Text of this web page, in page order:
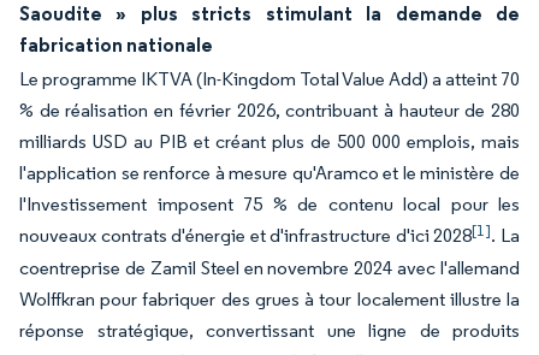
Saoudite » plus stricts stimulant la demande de
fabrication nationale
Le programme IKTVA (In-Kingdom Total Value Add) a atteint 70
% de réalisation en février 2026, contribuant à hauteur de 280
milliards USD au PIB et créant plus de 500 000 emplois, mais
l'application se renforce à mesure qu'Aramco et le ministère de
l'Investissement imposent 75 % de contenu local pour les
nouveaux contrats d'énergie et d'infrastructure d'ici 2028[1]. La
coentreprise de Zamil Steel en novembre 2024 avec l'allemand
Wolffkran pour fabriquer des grues à tour localement illustre la
réponse stratégique, convertissant une ligne de produits